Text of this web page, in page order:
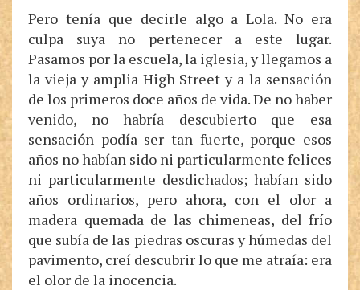
Pero tenía que decirle algo a Lola. No era
culpa suya no pertenecer a este lugar.
Pasamos por la escuela, la iglesia, y llegamos a
la vieja y amplia High Street y a la sensación
de los primeros doce años de vida. De no haber
venido, no habría descubierto que esa
sensación podía ser tan fuerte, porque esos
años no habían sido ni particularmente felices
ni particularmente desdichados; habían sido
años ordinarios, pero ahora, con el olor a
madera quemada de las chimeneas, del frío
que subía de las piedras oscuras y húmedas del
pavimento, creí descubrir lo que me atraía: era
el olor de la inocencia.